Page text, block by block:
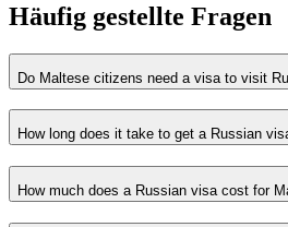
Häufig gestellte Fragen
Do Maltese citizens need a visa to visit
How long does it take to get a Russian
How much does a Russian visa cost for